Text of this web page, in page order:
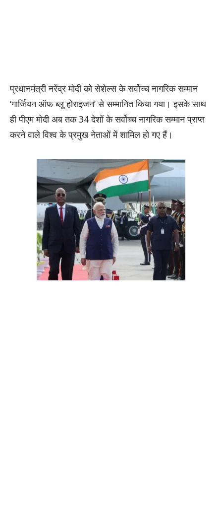
प्रधानमंत्री नरेंद्र मोदी को सेशेल्स के सर्वोच्च नागरिक सम्मान
‘गार्जियन ऑफ ब्लू होराइजन’ से सम्मानित किया गया। इसके साथ
ही पीएम मोदी अब तक 34 देशों के सर्वोच्च नागरिक सम्मान प्राप्त
करने वाले विश्व के प्रमुख नेताओं में शामिल हो गए हैं।